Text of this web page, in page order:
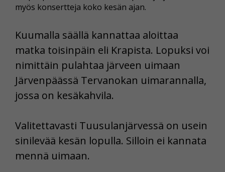
myös konsertteja koko kesän ajan.
Kuumalla säällä kannattaa aloittaa
matka toisinpäin eli Krapista. Lopuksi voi
nimittäin pulahtaa järveen uimaan
Järvenpäässä Tervanokan uimarannalla,
jossa on kesäkahvila.
Valitettavasti Tuusulanjärvessä on usein
sinilevää kesän lopulla. Silloin ei kannata
mennä uimaan.